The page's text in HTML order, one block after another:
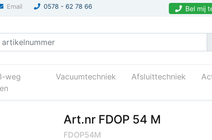
Email 0578 - 62 78 66 Bel mij
weg
Vacuumtechniek Afsluittechniek
Art.nr FDOP 54 M
FDOP54M